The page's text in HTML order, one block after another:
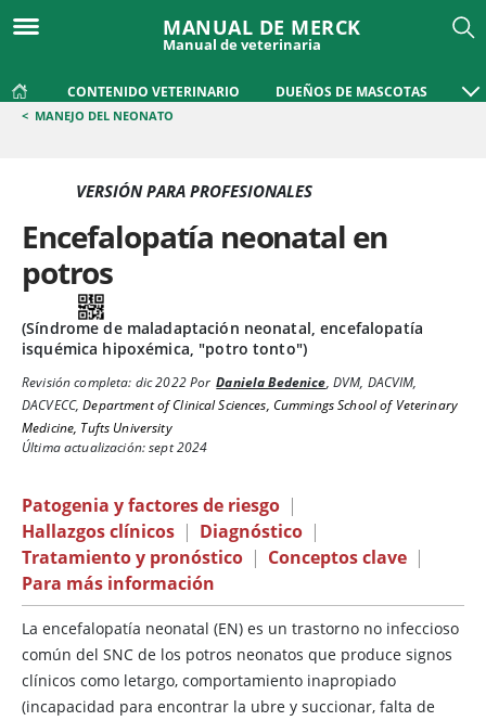
MANUAL DE MERCK
Manual de veterinaria
CONTENIDO VETERINARIO DUEÑOS DE MASCOTAS
< MANEJO DEL NEONATO
VERSIÓN PARA PROFESIONALES
Encefalopatía neonatal en
potros
(Síndrome de maladaptación neonatal, encefalopatía
isquémica hipoxémica, "potro tonto")
Revisión completa: dic 2022Por Daniela Bedenice, DVM, DACVIM,
DACVECC,Department of Clinical Sciences, Cummings School of Veterinary
Medicine, Tufts University
Última actualización: sept 2024
Patogenia y factores de riesgo |
Hallazgos clínicos | Diagnóstico |
Tratamiento y pronóstico | Conceptos clave |
Para más información
La encefalopatía neonatal (EN) es un trastorno no infeccioso
común del SNC de los potros neonatos que produce signos
clínicos como letargo, comportamiento inapropiado
(incapacidad para encontrar la ubre y succionar, falta de